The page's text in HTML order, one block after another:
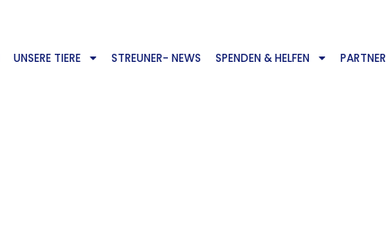
UNSERE TIERE STREUNER- NEWS SPENDEN & HELFEN PARTNER